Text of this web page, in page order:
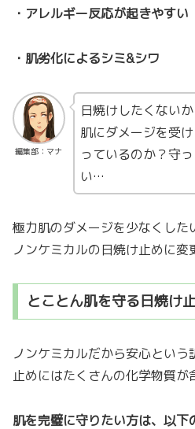
・アレルギー反応が起きやすい
・肌劣化によるシミ&シワ
編集部：マナ
日焼けしたくない
肌にダメージを受
っているのか？守
い…
極力肌のダメージを少なくした
ノンケミカルの日焼け止めに変
とことん肌を守る日焼け
ノンケミカルだから安心とい
止めにはたくさんの化学物質が
肌を完璧に守りたい方は、以